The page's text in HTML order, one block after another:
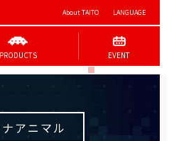
About TAITO LANGUAGE
PRODUCTS EVENT
アニマル